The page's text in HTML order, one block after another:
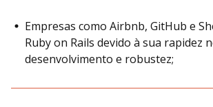
Empresas como Airbnb, GitHub e
Ruby on Rails devido à sua rapidez
desenvolvimento e robustez;